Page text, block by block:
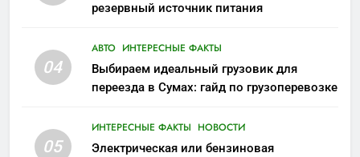
резервный источник питания
04
АВТО ИНТЕРЕСНЫЕ ФАКТЫ
Выбираем идеальный грузовик для
переезда в Сумах: гайд по грузоперевозке
05
ИНТЕРЕСНЫЕ ФАКТЫ НОВОСТИ
Электрическая или бензиновая